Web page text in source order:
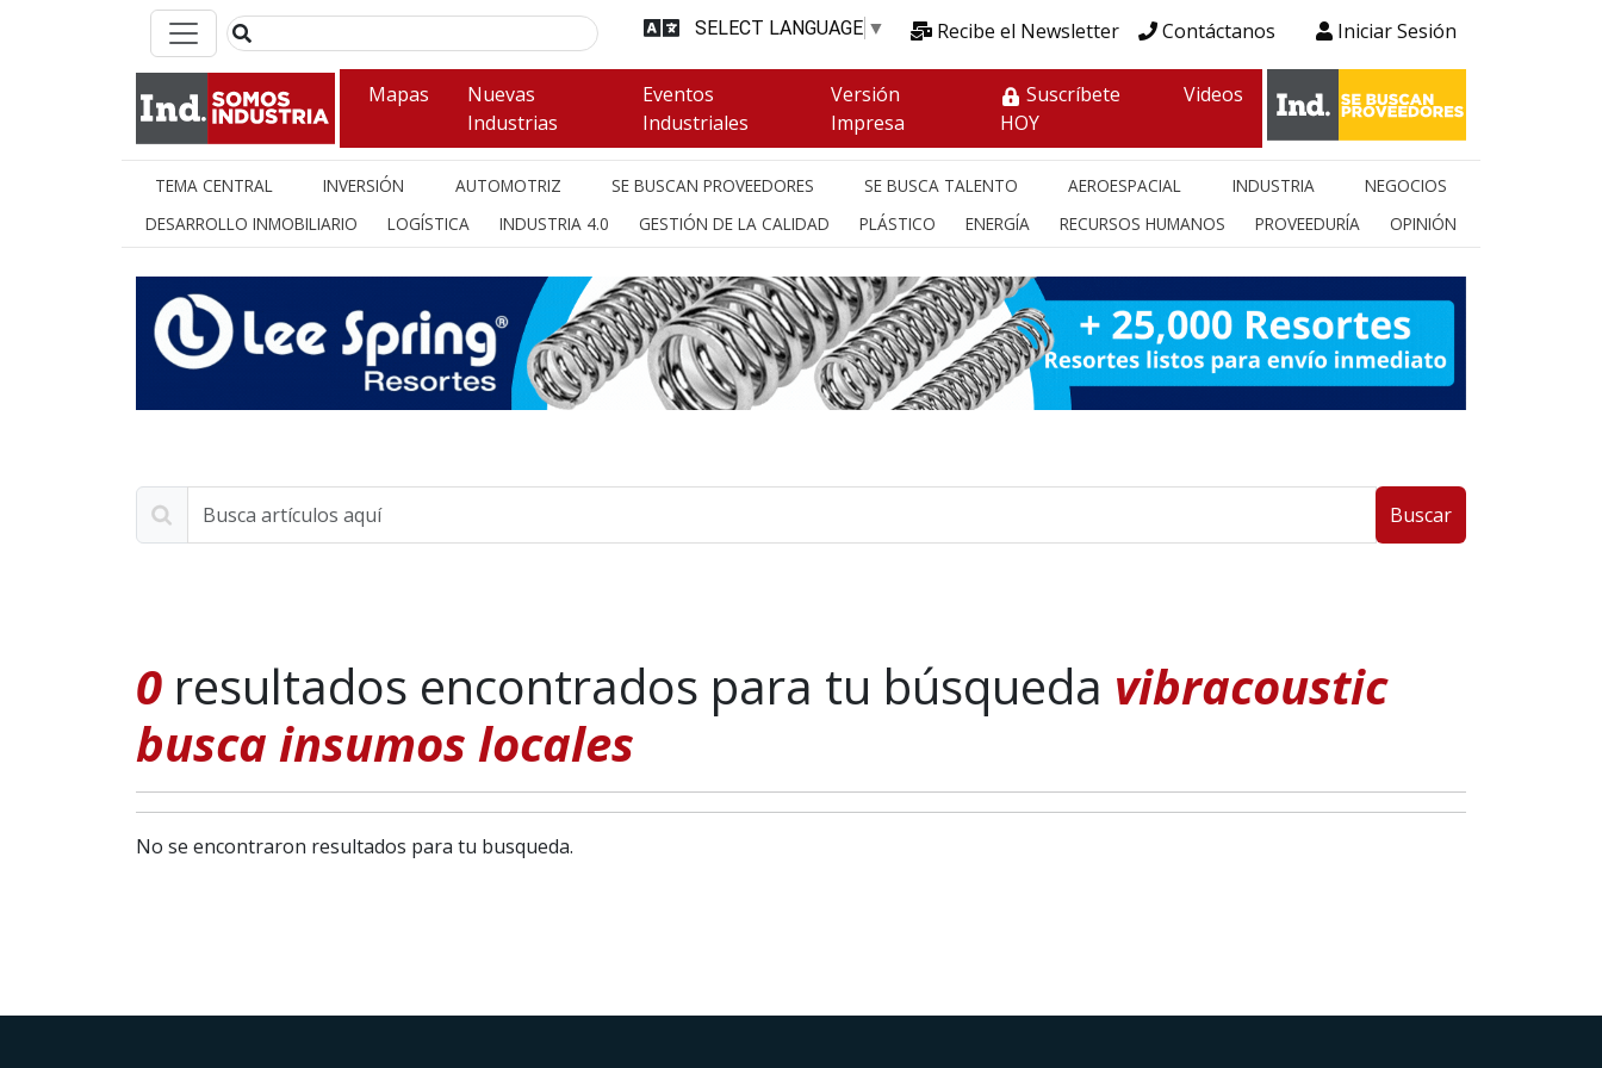
SELECT LANGUAGE ▼ Recibe el Newsletter Contáctanos Iniciar Sesión
Mapas
Nuevas
Industrias
Eventos
Industriales
Versión
Impresa
Suscríbete
HOY
Videos
TEMA CENTRAL INVERSIÓN AUTOMOTRIZ SE BUSCAN PROVEEDORES SE BUSCA TALENTO AEROESPACIAL INDUSTRIA
NEGOCIOS
DESARROLLO INMOBILIARIO
LOGÍSTICA INDUSTRIA 4.0 GESTIÓN DE LA CALIDAD PLÁSTICO ENERGÍA RECURSOS HUMANOS PROVEEDURÍA OPINIÓN
0 resultados encontrados para tu búsqueda vibracoustic
busca insumos locales
No se encontraron resultados para tu busqueda.